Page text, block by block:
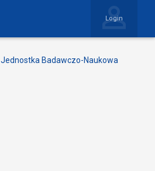
Login
Jednostka Badawczo-Naukowa